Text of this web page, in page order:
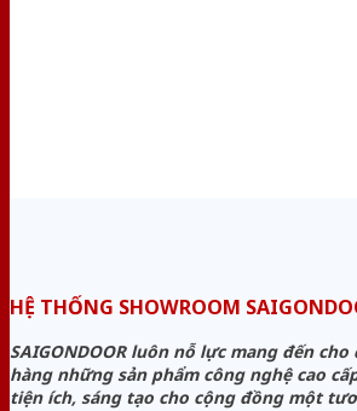
HỆ THỐNG SHOWROOM
SAIGONDOOR luôn nỗ lực mang đến
hàng những sản phẩm công nghệ cao
tiện ích, sáng tạo cho cộng đồng một